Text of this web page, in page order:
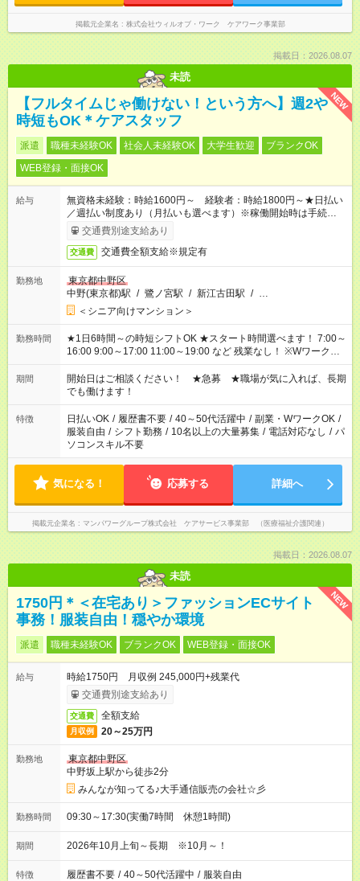
掲載元企業名 株式会社ウィルオブ・ワーク ケアワーク事業部
掲載日：2026.08.07
未読
NEW
【フルタイムじゃ働けない！という方へ】週2や
時短もOK＊ケアスタッフ
派遣 職種未経験OK 社会人未経験OK 大学生歓迎
ブランクOK
WEB登録・面接OK
給与
無資格未経験：時給1600円～ 経験者：時給1800円～★日払い
／週払い制度あり（月払いも選べます）※稼働開始時は手続き完
了次第のお支払いとなります。
交通費別途支給あり
交通費 交通費全額支給※規定有
勤務地
東京都中野区
中野(東京都)駅 / 鷺ノ宮駅 / 新江古田駅 / …
＜シニア向けマンション＞
勤務時間
★1日6時間～の時短シフトOK ★スタート時間選べます！ 7:00～
16:00 9:00～17:00 11:00～19:00 など 残業なし！ ※Wワークの
場合、他のお仕事と合わせ週40時間超の就業はご案内できませ
ん ※法令に基づき、週20時間以上勤務は社会保険への加入対象
となります ※労働者派遣法（日雇い派遣の原則禁止）により、
短時間・短期間の就業はご案内が難しい場合があります
期間
開始日はご相談ください！ ★急募 ★職場が気に入れば、長期
でも働けます！
特徴 日払いOK / 履歴書不要 / 40～50代活躍中 / 副業・WワークOK /
服装自由 / シフト勤務 / 10名以上の大量募集 / 電話対応なし / パ
ソコンスキル不要
気になる！ 応募する 詳細へ
掲載元企業名 マンパワーグループ株式会社 ケアサービス事業部 （医療福祉介護関連）
掲載日：2026.08.07
未読
NEW
1750円＊＜在宅あり＞ファッションECサイト
事務！服装自由！穏やか環境
派遣 職種未経験OK ブランクOK WEB登録・面接OK
給与
時給1750円 月収例 245,000円+残業代
交通費別途支給あり
交通費 全額支給
月収例 20～25万円
勤務地
東京都中野区
中野坂上駅から徒歩2分
みんなが知ってる♪大手通信販売の会社☆彡
勤務時間 09:30～17:30(実働7時間 休憩1時間)
期間 2026年10月上旬～長期 ※10月～！
特徴 履歴書不要 / 40～50代活躍中 / 服装自由